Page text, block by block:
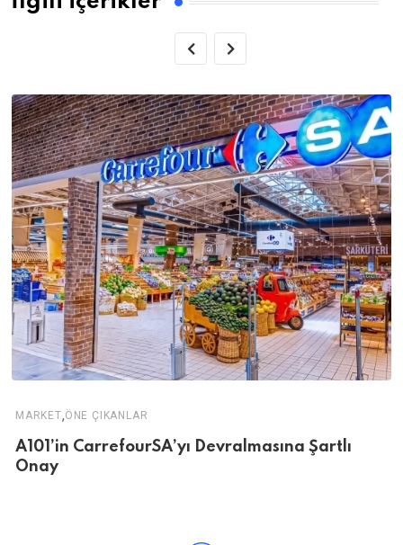
MARKET,ÖNE ÇIKANLAR
A101’in CarrefourSA’yı Devralmasına Şartlı
Onay